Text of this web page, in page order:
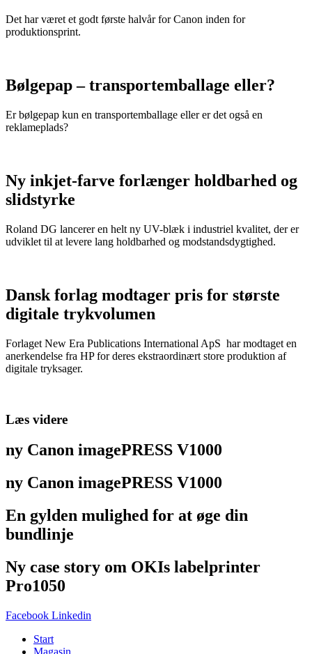
Det har været et godt første halvår for Canon inden for
produktionsprint.
Bølgepap – transportemballage eller?
Er bølgepap kun en transportemballage eller er det også en
reklameplads?
Ny inkjet-farve forlænger holdbarhed og
slidstyrke
Roland DG lancerer en helt ny UV-blæk i industriel kvalitet, der er
udviklet til at levere lang holdbarhed og modstandsdygtighed.
Dansk forlag modtager pris for største
digitale trykvolumen
Forlaget New Era Publications International ApS har modtaget en
anerkendelse fra HP for deres ekstraordinært store produktion af
digitale tryksager.
Læs videre
ny Canon imagePRESS V1000
ny Canon imagePRESS V1000
En gylden mulighed for at øge din
bundlinje
Ny case story om OKIs labelprinter
Pro1050
Facebook Linkedin
Start
Magasin